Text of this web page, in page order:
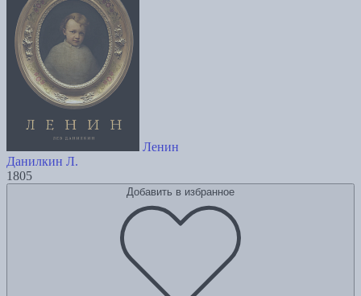
Ленин
Данилкин Л.
1805
Добавить в избранное